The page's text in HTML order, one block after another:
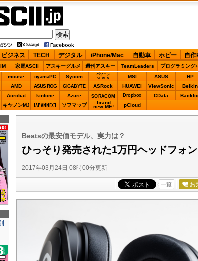
ビジネス TECH デジタル iPhone/Mac 自動車 ホビー 自作
家電ASCII アスキーグルメ 週刊アスキー TeamLeaders プログラミング+
mouse iiyamaPC Sycom
パソコン
SEVEN
MSI ASUS HP
AMD ASUS ROG GIGABYTE ASRock HUAWEI ViewSonic Belkin
Acrobat kintone Azure SORACOM Dropbox CData
キヤノンMJ JAPANNEXT ソフマップ brand
new ME! pCloud
Beatsの最安価モデル、実力は？
ひっそり発売された1万円ヘッドフォ
2017年03月24日 08時00分更新
一覧 お